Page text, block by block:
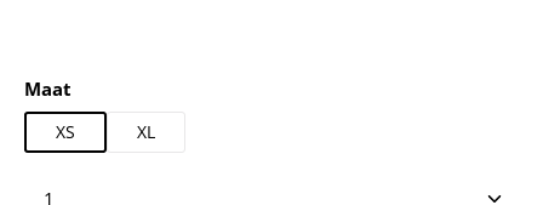
Selecteer
Maat
XS XL
Producthoeveelheid: Voer de gewenste